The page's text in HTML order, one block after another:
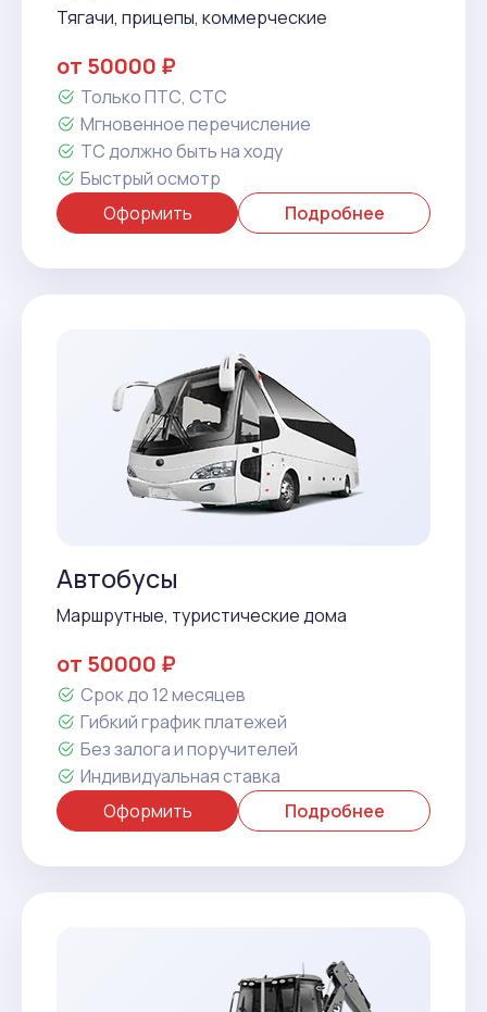
Тягачи, прицепы, коммерческие
от 50000 ₽
Только ПТС, СТС
Мгновенное перечисление
ТС должно быть на ходу
Быстрый осмотр
Оформить
Подробнее
Автобусы
Маршрутные, туристические дома
от 50000 ₽
Срок до 12 месяцев
Гибкий график платежей
Без залога и поручителей
Индивидуальная ставка
Оформить
Подробнее